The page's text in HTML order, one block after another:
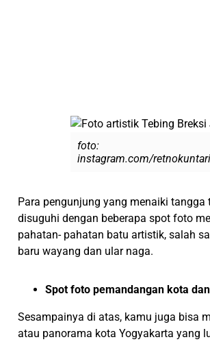
foto:
instagram.com/
Para pengunjung yang menaiki tangga
disuguhi dengan beberapa spot foto
pahatan- pahatan batu artistik, salah
baru wayang dan ular naga.
Spot foto pemandangan kota
Sesampainya di atas, kamu juga bisa
atau panorama kota Yogyakarta yang